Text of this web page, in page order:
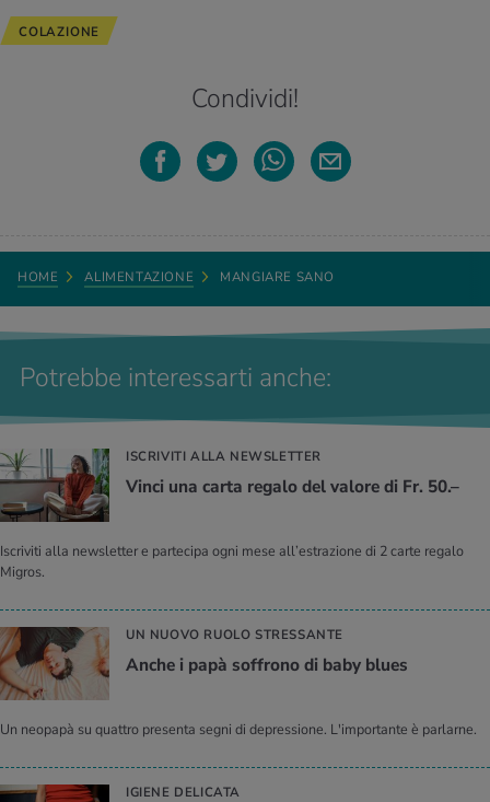
COLAZIONE
Condividi!
HOME ALIMENTAZIONE MANGIARE SANO
Potrebbe interessarti anche:
ISCRIVITI ALLA NEWSLETTER
Vinci una carta regalo del valore di Fr. 50.–
Iscriviti alla newsletter e partecipa ogni mese all’estrazione di 2 carte regalo
Migros.
UN NUOVO RUOLO STRESSANTE
Anche i papà soffrono di baby blues
Un neopapà su quattro presenta segni di depressione. L'importante è parlarne.
IGIENE DELICATA